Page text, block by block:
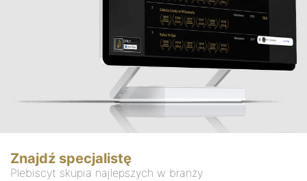
Znajdź specjalistę
Plebiscyt skupia najlepszych w branży